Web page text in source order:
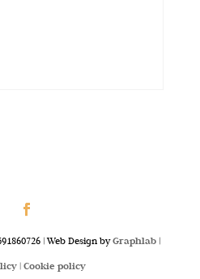
| Web Design byGraphlab|
|Cookie policy